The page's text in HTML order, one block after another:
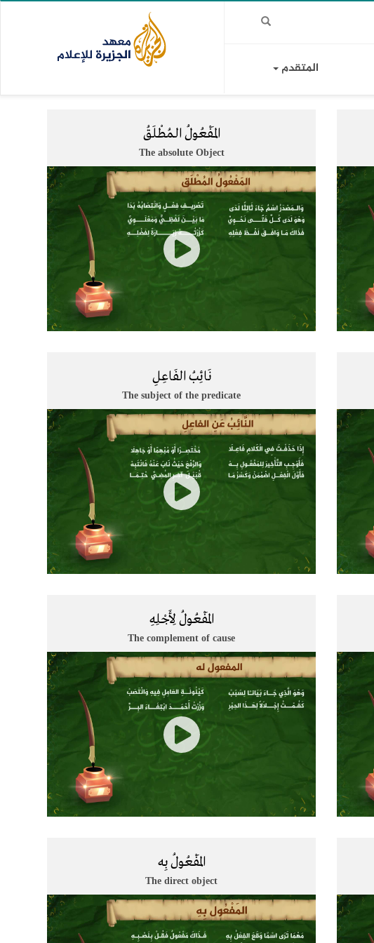
المتقدم
المَـفْعُولُ الـمُطْلَقُ
The absolute Object
نَائِبُ الفَاعِلِ
The subject of the predicate
​المَفْعُولُ لِأَجْلِهِ
The complement of cause
المَفْعُولُ بِه
The direct object